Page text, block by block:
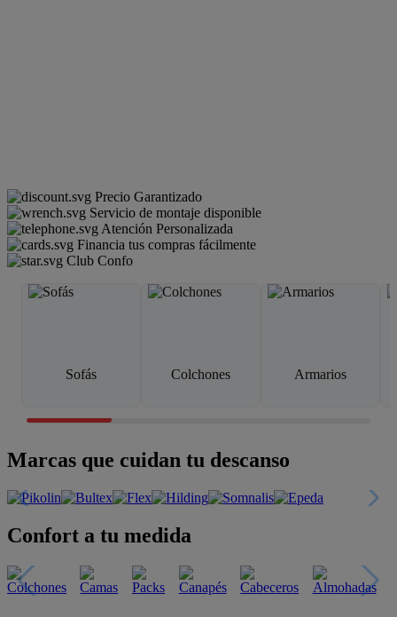
Precio Garantizado
Servicio de montaje disponible
Atención Personalizada
Financia tus compras fácilmente
Club Confo
Sofás Colchones Armarios
Marcas que cuidan tu descanso
Confort a tu medida